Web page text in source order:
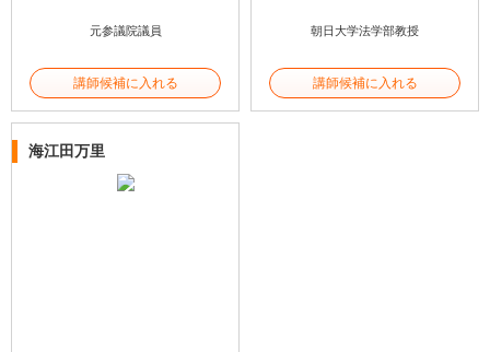
元参議院議員
講師候補に入れる
朝日大学法学部教授
講師候補に入れる
海江田万里